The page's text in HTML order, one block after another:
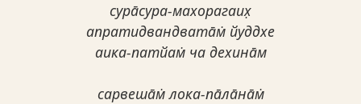
сура̄сура-махорагаих̣
апратидвандвата̄м̇ йуддхе
аика-патйам̇ ча дехина̄м
сарвеша̄м̇ лока-па̄ла̄на̄м̇